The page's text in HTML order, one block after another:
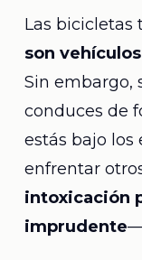
Las bicicletas
son
Sin embargo,
conduces de
estás bajo los
enfrentar
intoxicación
imprudente